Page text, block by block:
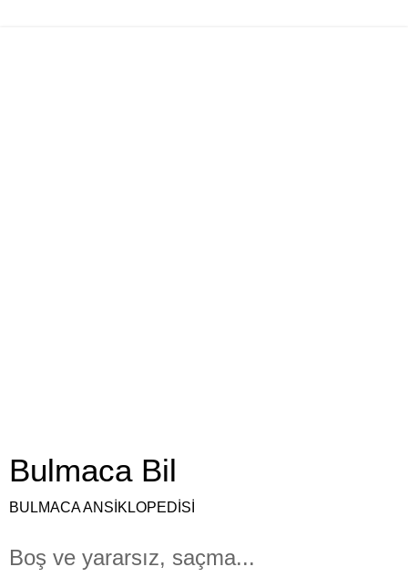
Bulmaca Bil
BULMACA ANSİKLOPEDİSİ
Boş ve yararsız, saçma...